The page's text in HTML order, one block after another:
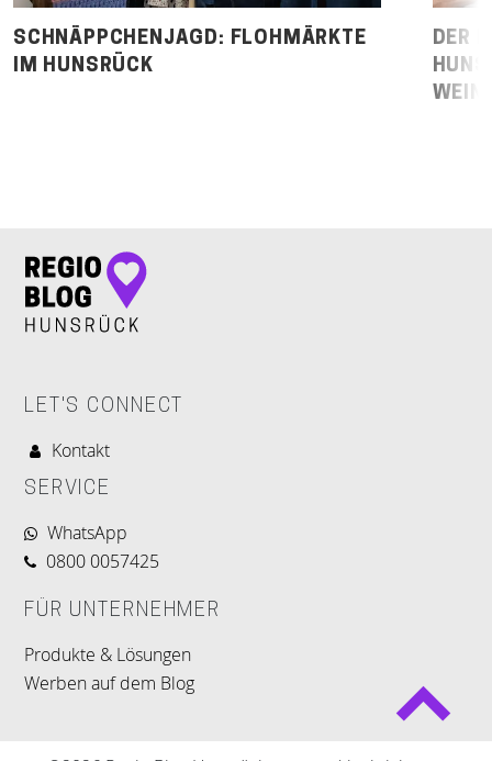
SCHNÄPPCHENJAGD: FLOHMÄRKTE
IM HUNSRÜCK
DER
LET'S CONNECT
Kontakt
SERVICE
WhatsApp
0800 0057425
FÜR UNTERNEHMER
Produkte & Lösungen
Werben auf dem Blog